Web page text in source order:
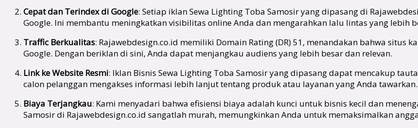
Cepat dan Terindex di Google: Setiap iklan Sewa Lighting Toba Samosir yang dipasang di
Google. Ini membantu meningkatkan visibilitas online Anda dan mengarahkan lalu lintas yang lebih
Traffic Berkualitas: Rajawebdesign.co.id memiliki Domain Rating (DR) 51, menandakan bahwa situs
Google. Dengan beriklan di sini, Anda dapat menjangkau audiens yang lebih besar dan relevan.
Link ke Website Resmi: Iklan Bisnis Sewa Lighting Toba Samosir yang dipasang dapat mencakup
calon pelanggan mengakses informasi lebih lanjut tentang produk atau layanan yang Anda tawarkan.
Biaya Terjangkau: Kami menyadari bahwa efisiensi biaya adalah kunci untuk bisnis kecil dan
Samosir di Rajawebdesign.co.id sangatlah murah, memungkinkan Anda untuk memaksimalkan